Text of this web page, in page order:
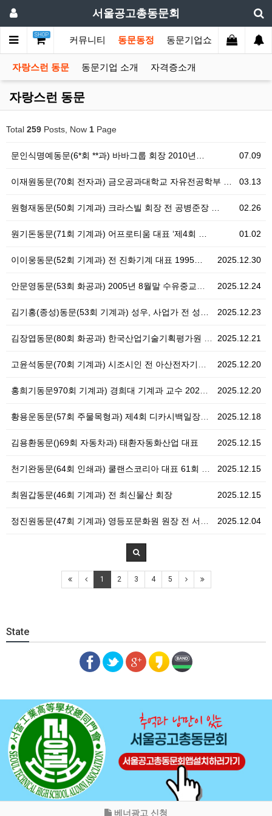
서울공고총동문회
SHOP
동문네트워크 커뮤니티 동문동정 동문기업쇼핑몰 동문
자랑스런 동문 동문기업 소개 자격증소개
자랑스런 동문
Total 259 Posts, Now 1 Page
07.09
문인식명예동문(6*회 **과) 바바그룹 회장 2010년…
03.13
이재원동문(70회 전자과) 금오공과대학교 자유전공학부 …
02.26
원형재동문(50회 기계과) 크라스빌 회장 전 공병준장 …
01.02
원기돈동문(71회 기계과) 어프로티움 대표 ‘제4회 …
2025.12.30
이이웅동문(52회 기계과) 전 진화기계 대표 1995…
2025.12.24
안문영동문(53회 화공과) 2005년 8월말 수유중교장…
2025.12.23
김기홍(종성)동문(53회 기계과) 성우, 사업가 전 성…
2025.12.21
김장엽동문(80회 화공과) 한국산업기술기획평가원 바이오…
2025.12.20
고윤석동문(70회 기계과) 시조시인 전 아산전자기계공고…
2025.12.20
홍희기동문970회 기계과) 경희대 기계과 교수 2025…
2025.12.18
황용운동문(57회 주물목형과) 제4회 디카시백일장대회 …
2025.12.15
김용환동문()69회 자동차과) 태환자동화산업 대표
2025.12.15
천기완동문(64회 인쇄과) 쿨랜스코리아 대표 61회 무…
2025.12.15
최원갑동문(46회 기계과) 전 최신물산 회장
2025.12.04
정진원동문(47회 기계과) 영등포문화원 원장 전 서울공…
1 2 3 4 5
State
베너광고 신청